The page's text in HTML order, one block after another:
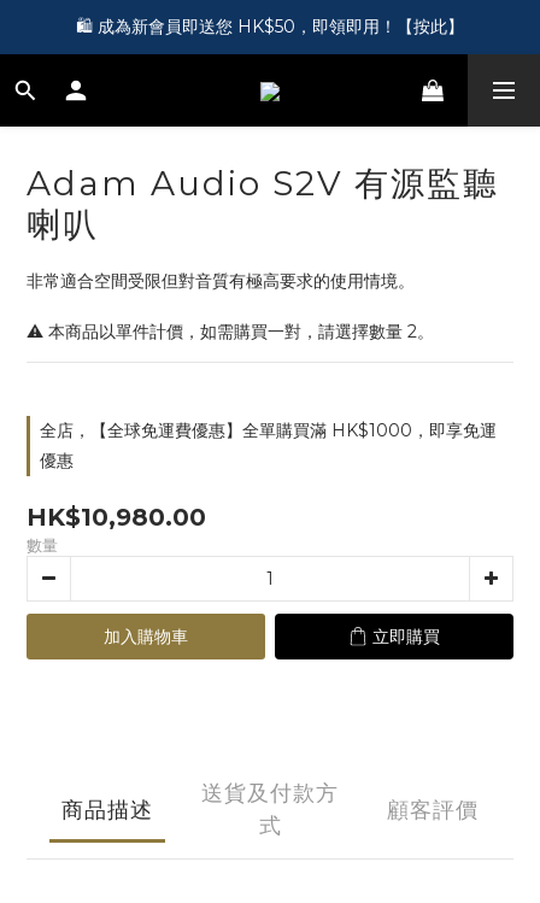
🎵 第一次接觸訂製耳機？歡迎到 Showroom 免費體驗【按此】
🛍️ 成為新會員即送您 HK$50，即領即用！【按此】
🎵 第一次接觸訂製耳機？歡迎到 Showroom 免費體驗【按此】
Adam Audio S2V 有源監聽
喇叭
非常適合空間受限但對音質有極高要求的使用情境。
⚠️ 本商品以單件計價，如需購買一對，請選擇數量 2。
全店，【全球免運費優惠】全單購買滿 HK$1000，即享免運
優惠
HK$10,980.00
數量
加入購物車 立即購買
商品描述
送貨及付款方
式
顧客評價